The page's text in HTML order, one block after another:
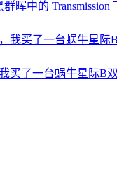
晖中的 Transmission
买了一台蜗牛星际B